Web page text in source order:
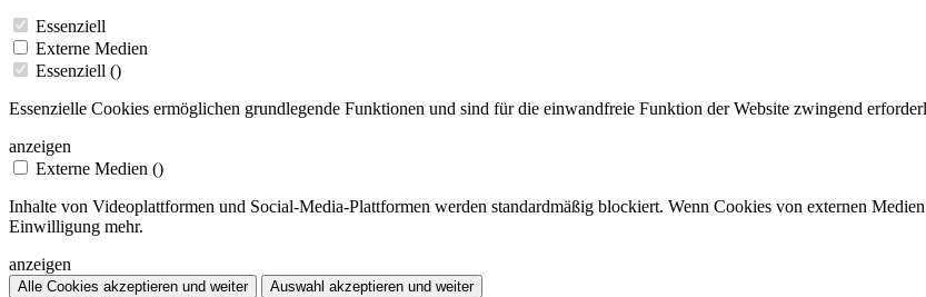
Essenziell
Externe Medien
Essenziell ()
Essenzielle Cookies ermöglichen grundlegende Funktionen und sind für die einwandfreie Funktion der Website zwingend
anzeigen
Externe Medien ()
Inhalte von Videoplattformen und Social-Media-Plattformen werden standardmäßig blockiert. Wenn Cookies von externen
Einwilligung mehr.
anzeigen
Alle Cookies akzeptieren und weiter Auswahl akzeptieren und weiter